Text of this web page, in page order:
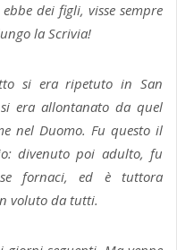
dei figli, visse sempre
la Scrivia!
si era ripetuto in San
era allontanato da quel
nel Duomo. Fu questo il
divenuto poi adulto, fu
fornaci, ed è tuttora
voluto da tutti.